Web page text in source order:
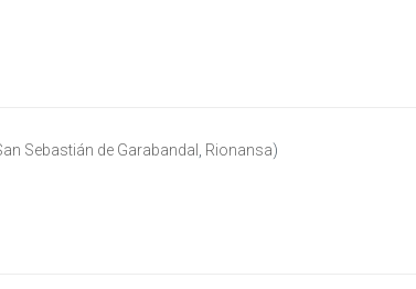
Sebastián de Garabandal , Rionansa)